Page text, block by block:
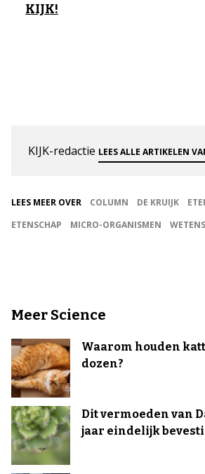
KIJK!
KIJK-redactie LEES ALLE ARTIKELEN
LEES MEER OVER COLUMN DE KRUIJK
ETENSCHAP
MICRO-ORGANISMEN
Meer Science
Waarom houden
dozen?
Dit vermoeden van
jaar eindelijk